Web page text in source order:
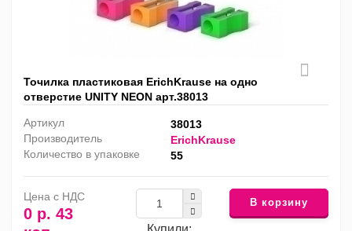
Точилка пластиковая ErichKrause на одно
отверстие UNITY NEON арт.38013
Артикул
38013
Производитель
ErichKrause
Количество в упаковке
55
Цена с НДС
0 р. 43
В корзину